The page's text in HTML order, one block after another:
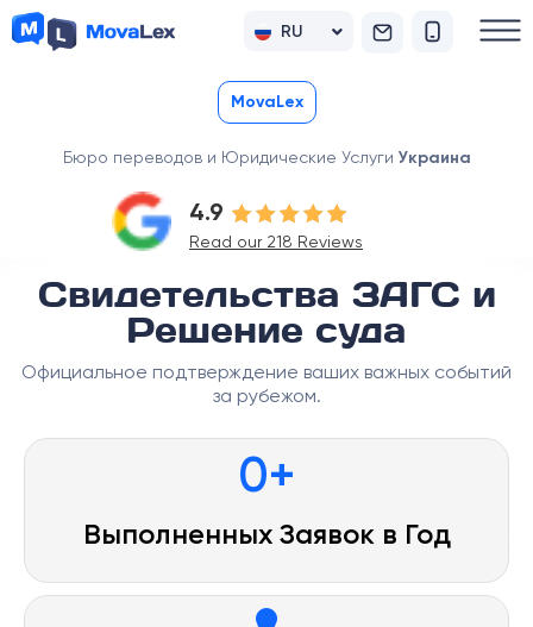
RU
UK
MovaLex
Бюро переводов и Юридические Услуги Украина
4.9
Read our 218 Reviews
Свидетельства ЗАГС и
Решение суда
Официальное подтверждение ваших важных событий
за рубежом.
Выполненных Заявок в Год
0+